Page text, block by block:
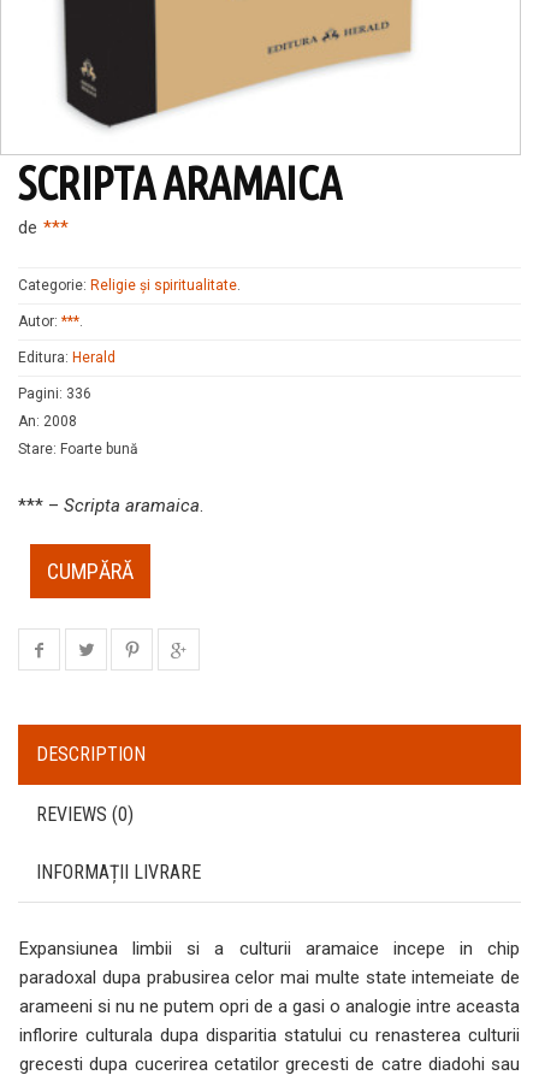
SCRIPTA ARAMAICA
de ***
Categorie: Religie și spiritualitate.
Autor: ***.
Editura: Herald
Pagini: 336
An: 2008
Stare: Foarte bună
*** – Scripta aramaica.
CUMPĂRĂ
DESCRIPTION
REVIEWS (0)
INFORMAȚII LIVRARE
Expansiunea limbii si a culturii aramaice incepe in chip
paradoxal dupa prabusirea celor mai multe state intemeiate de
arameeni si nu ne putem opri de a gasi o analogie intre aceasta
inflorire culturala dupa disparitia statului cu renasterea culturii
grecesti dupa cucerirea cetatilor grecesti de catre diadohi sau